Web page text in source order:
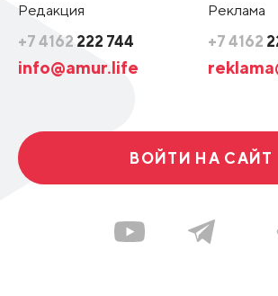
Редакция
+7 4162 222 744
info@amur.life
Реклама
+7 4162
ВОЙТИ НА САЙТ